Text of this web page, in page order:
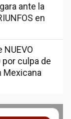
ante la
en
NUEVO
por culpa de
Mexicana